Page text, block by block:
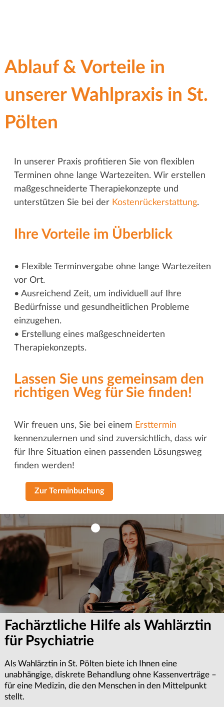
Ablauf & Vorteile in
unserer Wahlpraxis in St.
Pölten
In unserer Praxis profitieren Sie von flexiblen
Terminen ohne lange Wartezeiten. Wir erstellen
maßgeschneiderte Therapiekonzepte und
unterstützen Sie bei der Kostenrückerstattung.
Ihre Vorteile im Überblick
• Flexible Terminvergabe ohne lange Wartezeiten
vor Ort.
• Ausreichend Zeit, um individuell auf Ihre
Bedürfnisse und gesundheitlichen Probleme
einzugehen.
• Erstellung eines maßgeschneiderten
Therapiekonzepts.
Lassen Sie uns gemeinsam den
richtigen Weg für Sie finden!
Wir freuen uns, Sie bei einem Ersttermin
kennenzulernen und sind zuversichtlich, dass wir
für Ihre Situation einen passenden Lösungsweg
finden werden!
Zur Terminbuchung
Fachärztliche Hilfe als Wahlärztin
für Psychiatrie
Als Wahlärztin in St. Pölten biete ich Ihnen eine
unabhängige, diskrete Behandlung ohne Kassenverträge –
für eine Medizin, die den Menschen in den Mittelpunkt
stellt.
Terminvereinbarung &
Erstgespräch anfragen
Ob für Psychiatrie, Psychotherapie oder Psychologie – wir
bemühen uns um eine zeitnahe Terminvergabe.
Kontaktieren Sie uns für ein Erstgespräch in unserer Praxis
im Zentrum von St. Pölten.
Wichtige Informationen zur
Termin-Absageregelung
Sollten Sie einen Termin einmal nicht wahrnehmen können,
bitten wir um eine rechtzeitige Absage. Dies ermöglicht es
uns, den frei gewordenen Platz anderen Patientinnen oder
Patienten in dringenden Notfällen kurzfristig zur
Verfügung zu stellen.